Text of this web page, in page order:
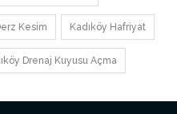
Kesim Kadıköy Hafriyat
Drenaj Kuyusu Açma